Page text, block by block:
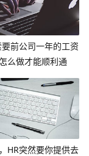
前公司一年的工资
么做才能顺利通
HR突然要你提供去